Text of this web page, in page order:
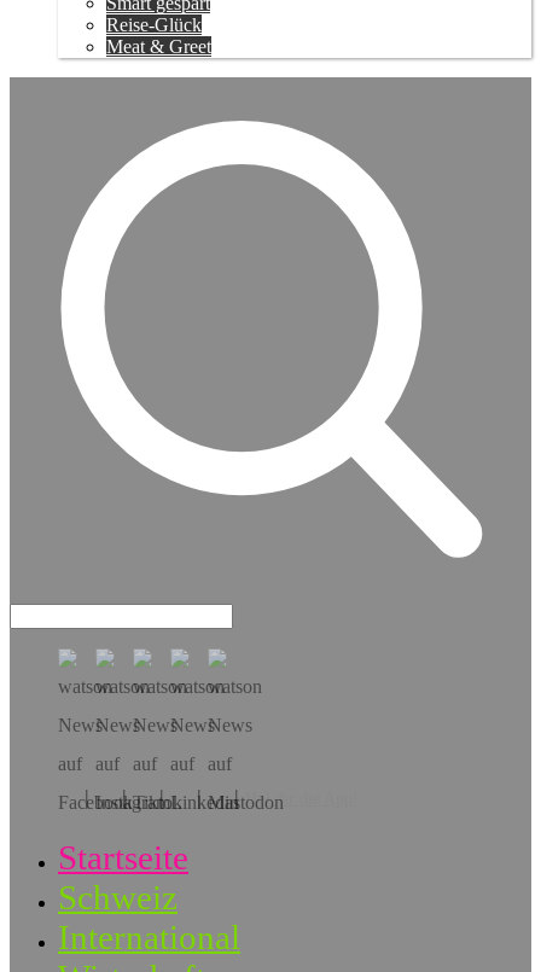
Reise-Glück
Meat & Greet
Hol dir die App!
Startseite
Schweiz
International